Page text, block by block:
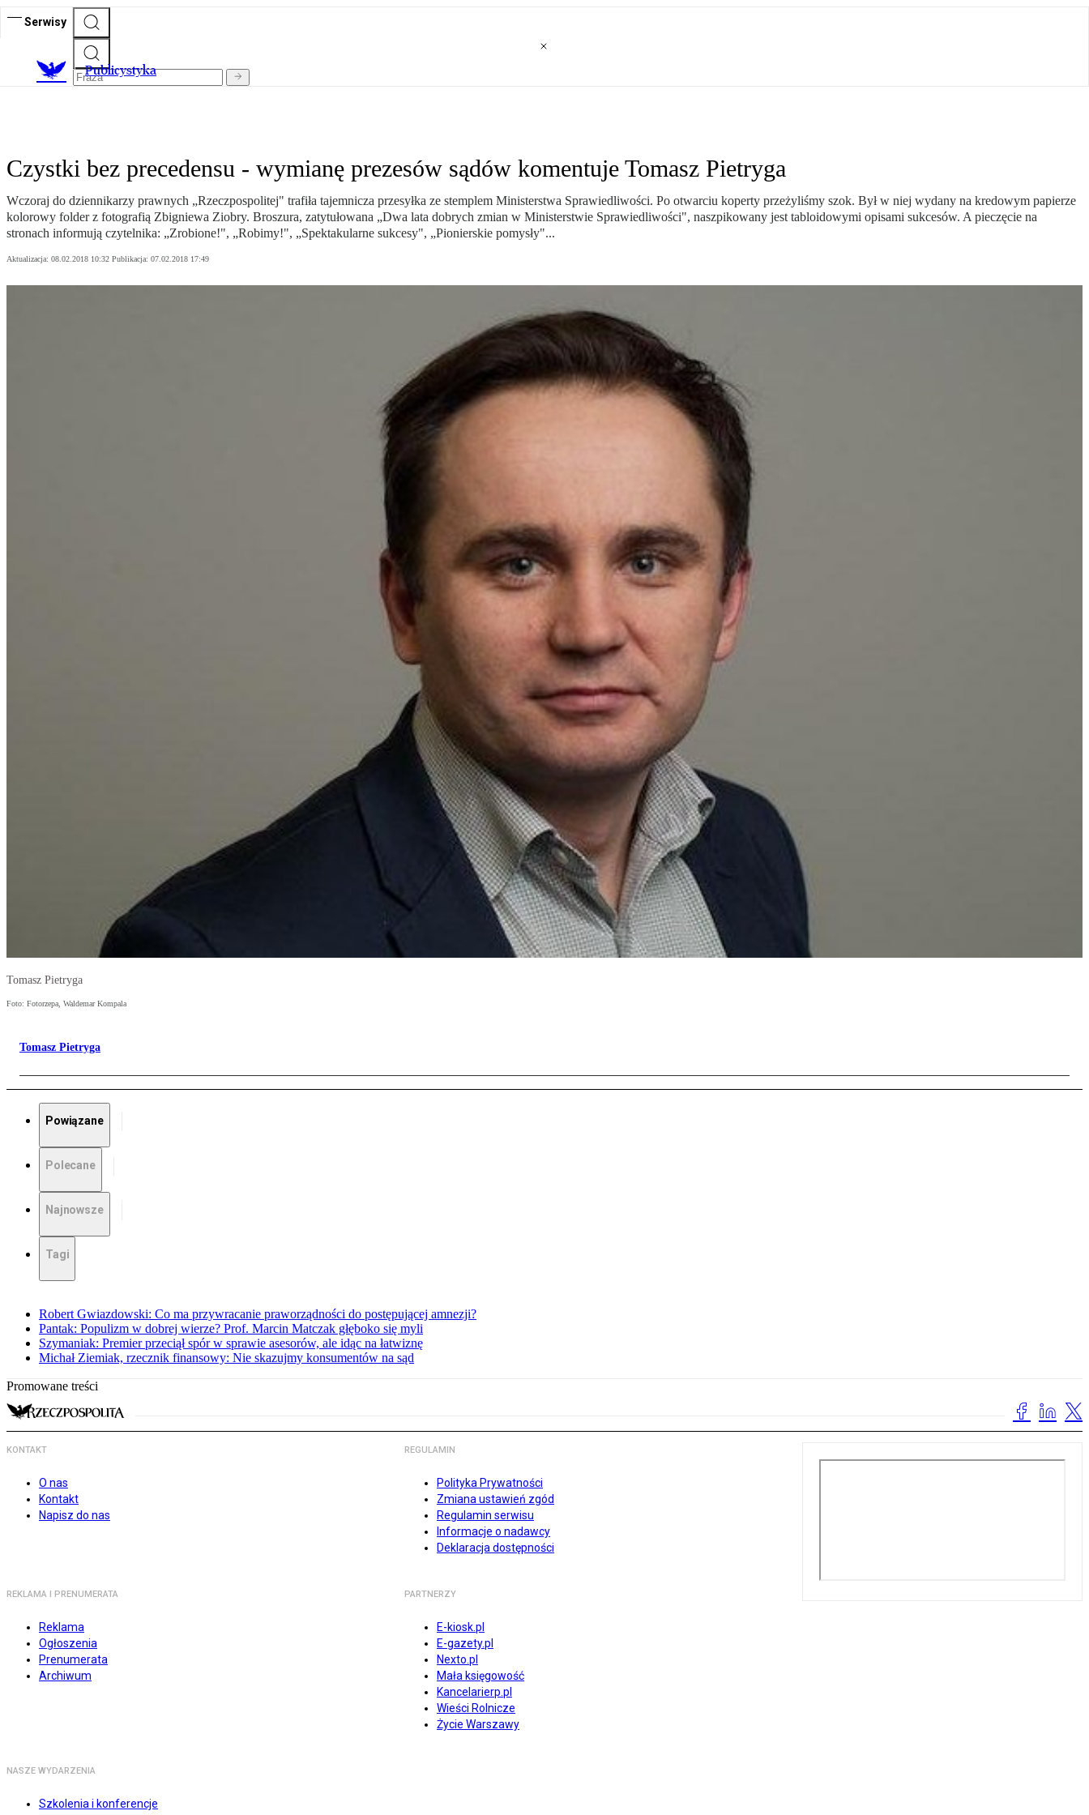
Serwisy
Publicystyka
Czystki bez precedensu - wymianę prezesów sądów komentuje Tomasz Pietryga
Wczoraj do dziennikarzy prawnych „Rzeczpospolitej" trafiła tajemnicza przesyłka ze stemplem Ministerstwa Sprawiedliwości. Po otwarciu koperty przeżyliśmy szok. Był w niej wydany na kredowym papierze
kolorowy folder z fotografią Zbigniewa Ziobry. Broszura, zatytułowana „Dwa lata dobrych zmian w Ministerstwie Sprawiedliwości", naszpikowany jest tabloidowymi opisami sukcesów. A pieczęcie na
stronach informują czytelnika: „Zrobione!", „Robimy!", „Spektakularne sukcesy", „Pionierskie pomysły"...
Aktualizacja: 08.02.2018 10:32 Publikacja: 07.02.2018 17:49
Tomasz Pietryga
Foto: Fotorzepa, Waldemar Kompala
Tomasz Pietryga
Powiązane
Polecane
Najnowsze
Tagi
Robert Gwiazdowski: Co ma przywracanie praworządności do postępującej amnezji?
Pantak: Populizm w dobrej wierze? Prof. Marcin Matczak głęboko się myli
Szymaniak: Premier przeciął spór w sprawie asesorów, ale idąc na łatwiznę
Michał Ziemiak, rzecznik finansowy: Nie skazujmy konsumentów na sąd
Promowane treści
KONTAKT
O nas
Kontakt
Napisz do nas
REGULAMIN
Polityka Prywatności
Zmiana ustawień zgód
Regulamin serwisu
Informacje o nadawcy
Deklaracja dostępności
REKLAMA I PRENUMERATA
Reklama
Ogłoszenia
Prenumerata
Archiwum
PARTNERZY
E-kiosk.pl
E-gazety.pl
Nexto.pl
Mała księgowość
Kancelarierp.pl
Wieści Rolnicze
Życie Warszawy
NASZE WYDARZENIA
Szkolenia i konferencje